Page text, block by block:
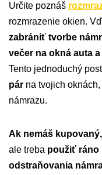
Určite poznáš
rozmrazenie okien.
zabrániť tvorbe
večer na okná auta
Tento jednoduchý
pár na tvojich
námrazu.
Ak nemáš
ale treba použiť ráno
odstraňovania